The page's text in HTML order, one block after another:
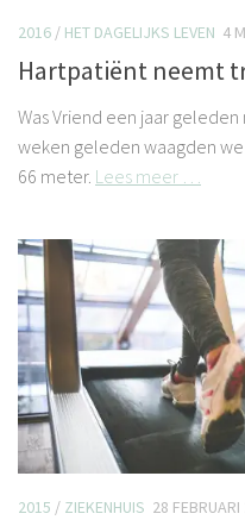
2016 / HET DAGELIJKS LEVEN 4
Hartpatiënt neemt
Was Vriend een jaar
weken geleden waagden
66 meter. Lees meer …
2015 / ZIEKENHUIS 28